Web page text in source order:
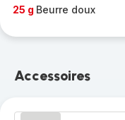
25 g Beurre doux
Accessoires